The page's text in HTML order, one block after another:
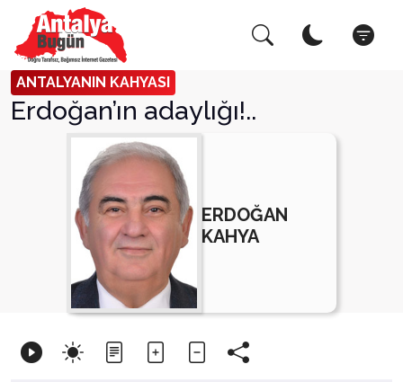
ANTALYANIN KAHYASI
Erdoğan’ın adaylığı!..
ERDOĞAN
KAHYA
Arama Yap! Kapat